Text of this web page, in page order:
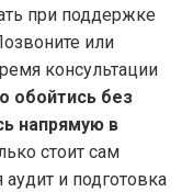
при поддержке
или
консультации
обойтись без
напрямую в
стоит сам
и подготовка